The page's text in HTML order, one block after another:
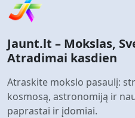
Jaunt.lt – Mokslas,
Atradimai kasdien
Atraskite mokslo pasaulį:
kosmosą, astronomiją ir
paprastai ir įdomiai.